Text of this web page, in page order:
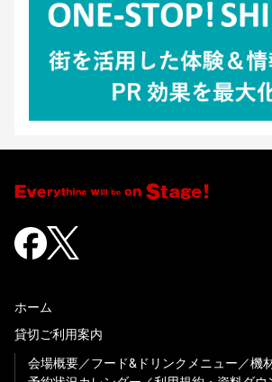
ホーム
貸切ご利用案内
会場概要
フード&ドリンクメニュー
機